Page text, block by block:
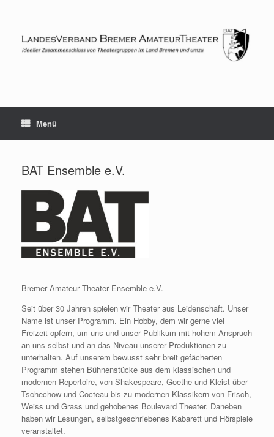
Menü
BAT Ensemble e.V.
Bremer Amateur Theater Ensemble e.V.
Seit über 30 Jahren spielen wir Theater aus Leidenschaft. Unser
Name ist unser Programm. Ein Hobby, dem wir gerne viel
Freizeit opfern, um uns und unser Publikum mit hohem Anspruch
an uns selbst und an das Niveau unserer Produktionen zu
unterhalten. Auf unserem bewusst sehr breit gefächerten
Programm stehen Bühnenstücke aus dem klassischen und
modernen Repertoire, von Shakespeare, Goethe und Kleist über
Tschechow und Cocteau bis zu modernen Klassikern von Frisch,
Weiss und Grass und gehobenes Boulevard Theater. Daneben
haben wir Lesungen, selbstgeschriebenes Kabarett und Hörspiele
veranstaltet.